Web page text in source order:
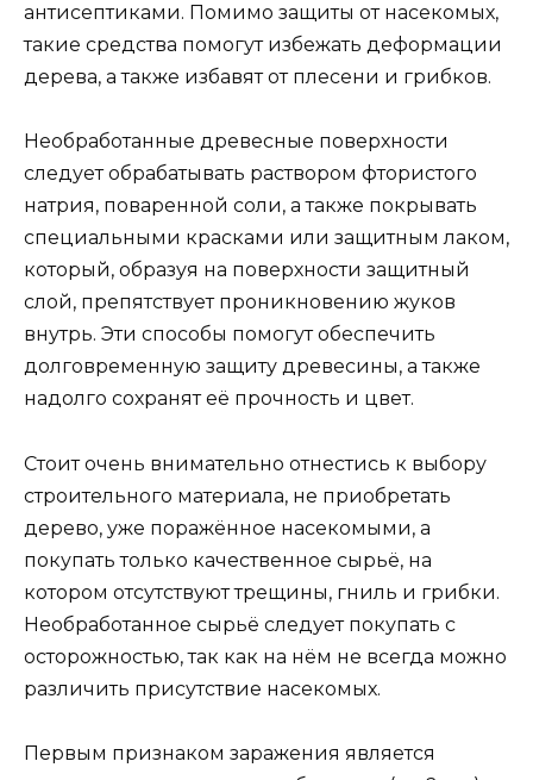
антисептиками. Помимо защиты от насекомых,
такие средства помогут избежать деформации
дерева, а также избавят от плесени и грибков.
Необработанные древесные поверхности
следует обрабатывать раствором фтористого
натрия, поваренной соли, а также покрывать
специальными красками или защитным лаком,
который, образуя на поверхности защитный
слой, препятствует проникновению жуков
внутрь. Эти способы помогут обеспечить
долговременную защиту древесины, а также
надолго сохранят её прочность и цвет.
Стоит очень внимательно отнестись к выбору
строительного материала, не приобретать
дерево, уже поражённое насекомыми, а
покупать только качественное сырьё, на
котором отсутствуют трещины, гниль и грибки.
Необработанное сырьё следует покупать с
осторожностью, так как на нём не всегда можно
различить присутствие насекомых.
Первым признаком заражения является